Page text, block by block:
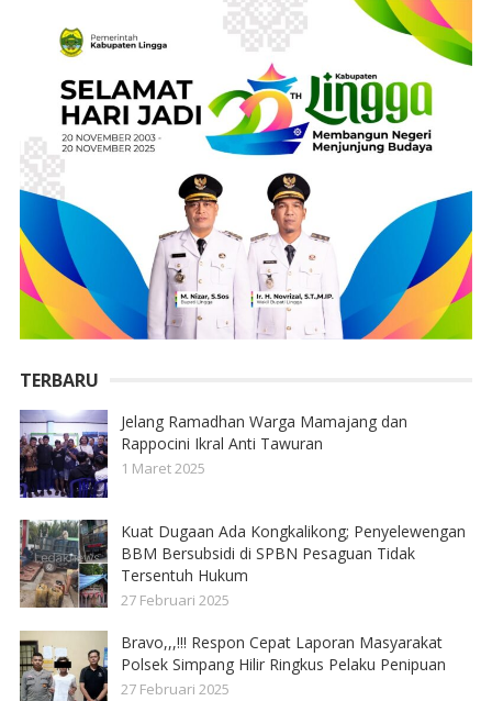
TERBARU
Jelang Ramadhan Warga Mamajang dan
Rappocini Ikral Anti Tawuran
1 Maret 2025
Kuat Dugaan Ada Kongkalikong; Penyelewengan
BBM Bersubsidi di SPBN Pesaguan Tidak
Tersentuh Hukum
27 Februari 2025
Bravo,,,!!! Respon Cepat Laporan Masyarakat
Polsek Simpang Hilir Ringkus Pelaku Penipuan
27 Februari 2025